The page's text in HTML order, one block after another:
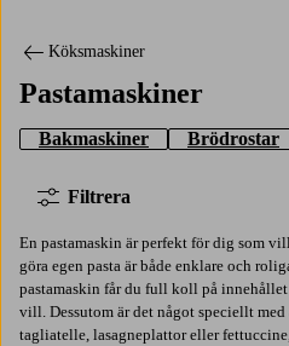
Köksmaskiner
Pastamaskiner
Bakmaskiner Brödrostar
Filtrera
En pastamaskin är perfekt för dig som
göra egen pasta är både enklare och
pastamaskin får du full koll på innehållet
vill. Dessutom är det något speciellt
tagliatelle, lasagneplattor eller